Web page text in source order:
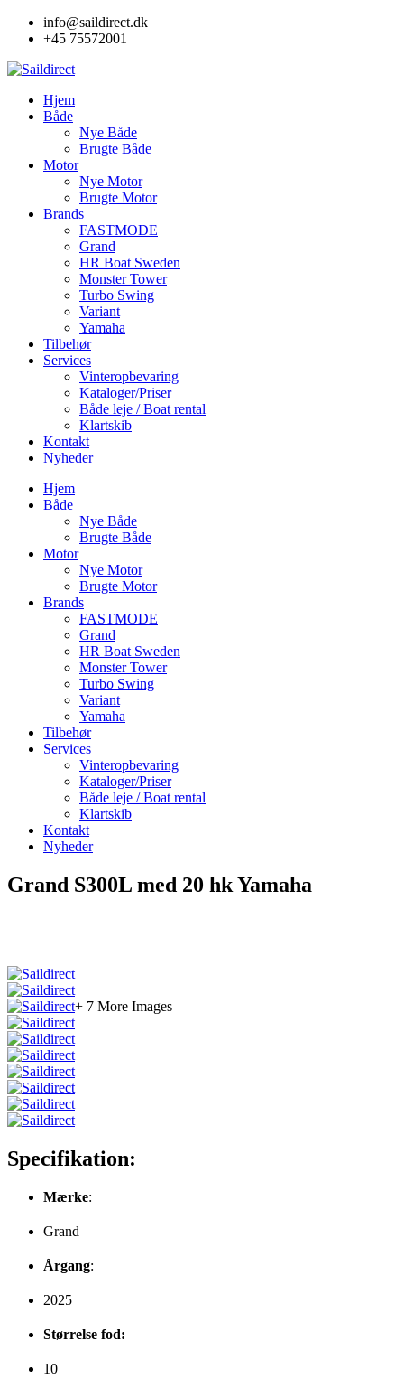
Skip
info@saildirect.dk
+45 75572001
Hjem
Både
Nye Både
Brugte Både
Motor
Nye Motor
Brugte Motor
Brands
FASTMODE
Grand
HR Boat Sweden
Monster Tower
Turbo Swing
Variant
Yamaha
Tilbehør
Services
Vinteropbevaring
Kataloger/Priser
Både leje / Boat rental
Klartskib
Kontakt
Nyheder
Hjem
Både
Nye Både
Brugte Både
Motor
Nye Motor
Brugte Motor
Brands
FASTMODE
Grand
HR Boat Sweden
Monster Tower
Turbo Swing
Variant
Yamaha
Tilbehør
Services
Vinteropbevaring
Kataloger/Priser
Både leje / Boat rental
Klartskib
Kontakt
Nyheder
Grand S300L med 20 hk Yamaha
+ 7 More Images
Specifikation:
Mærke:
Grand
Årgang:
2025
Størrelse fod:
10